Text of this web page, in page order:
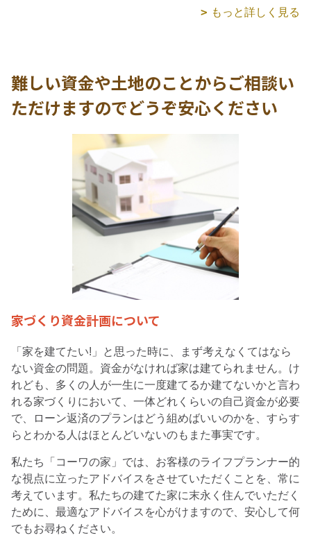
もっと詳しく見る
難しい資金や土地のことからご相談い
ただけますのでどうぞ安心ください
家づくり資金計画について
「家を建てたい!」と思った時に、まず考えなくてはなら
ない資金の問題。資金がなければ家は建てられません。け
れども、多くの人が一生に一度建てるか建てないかと言わ
れる家づくりにおいて、一体どれくらいの自己資金が必要
で、ローン返済のプランはどう組めばいいのかを、すらす
らとわかる人はほとんどいないのもまた事実です。
私たち「コーワの家」では、お客様のライフプランナー的
な視点に立ったアドバイスをさせていただくことを、常に
考えています。私たちの建てた家に末永く住んでいただく
ために、最適なアドバイスを心がけますので、安心して何
でもお尋ねください。